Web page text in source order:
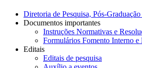
Diretoria de Pesquisa, Pós-
Documentos importantes
Instruções Normativas e
Formulários Fomento Interno e
Editais
Editais de pesquisa